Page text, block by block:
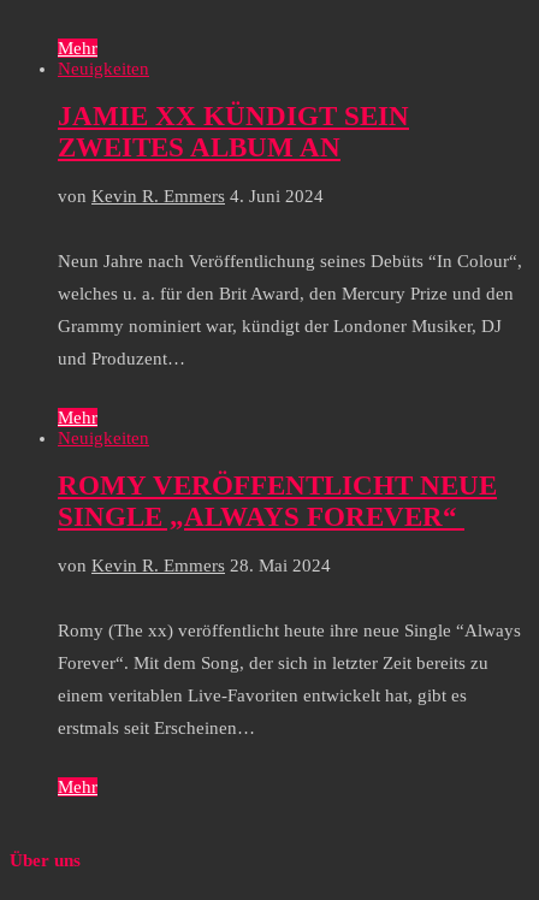
Mehr
Neuigkeiten
JAMIE XX KÜNDIGT SEIN
ZWEITES ALBUM AN
von Kevin R. Emmers 4. Juni 2024
Neun Jahre nach Veröffentlichung seines Debüts “In Colour“,
welches u. a. für den Brit Award, den Mercury Prize und den
Grammy nominiert war, kündigt der Londoner Musiker, DJ
und Produzent…
Mehr
Neuigkeiten
ROMY VERÖFFENTLICHT NEUE
SINGLE „ALWAYS FOREVER“
von Kevin R. Emmers 28. Mai 2024
Romy (The xx) veröffentlicht heute ihre neue Single “Always
Forever“. Mit dem Song, der sich in letzter Zeit bereits zu
einem veritablen Live-Favoriten entwickelt hat, gibt es
erstmals seit Erscheinen…
Mehr
Über uns